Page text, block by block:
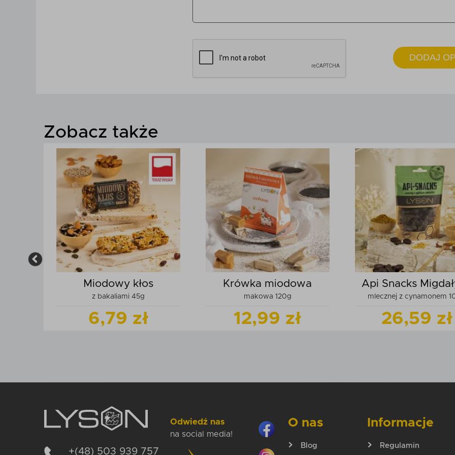
DODAJ
Zobacz także
Miodowy kłos
z bakaliami 45g
6,79 zł
Dodaj do koszyka
Krówka miodowa
makowa 120g
12,99 zł
Dodaj do koszyka
Api Snacks
czekoladzie
mlecznej z cynamonem
26,59 zł
Dodaj do
+(48) 503 939 757
Odwiedź nas
na social media!
O nas
Blog
Informacje
Regulamin